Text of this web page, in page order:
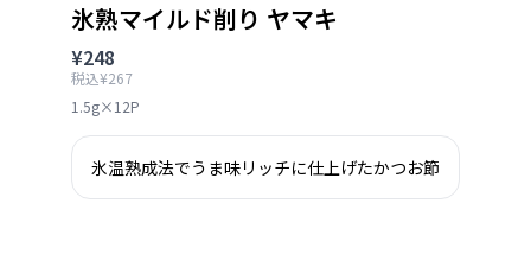
氷熟マイルド削り ヤマキ
¥248
税込¥267
1.5g×12P
氷温熟成法でうま味リッチに仕上げたかつお節